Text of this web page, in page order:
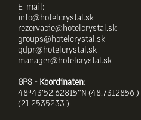
E-mail:
info@hotelcrystal.sk
rezervacie@hotelcrystal.sk
groups@hotelcrystal.sk
gdpr@hotelcrystal.sk
manager@hotelcrystal.sk
GPS - Koordinaten:
48°43'52.62815"N (48.7312856 )
(21.2535233 )